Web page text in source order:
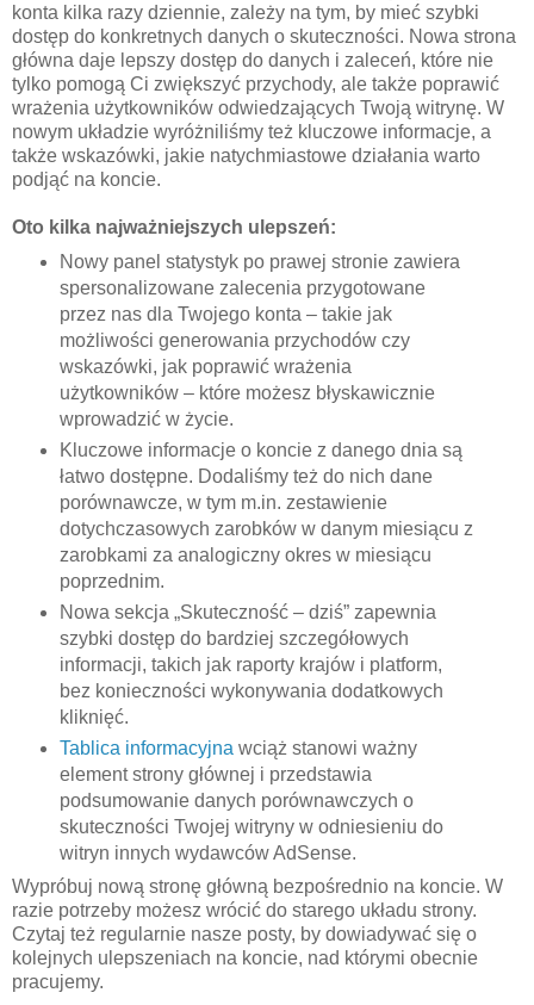
konta kilka razy dziennie, zależy na tym, by mieć szybki
dostęp do konkretnych danych o skuteczności. Nowa strona
główna daje lepszy dostęp do danych i zaleceń, które nie
tylko pomogą Ci zwiększyć przychody, ale także poprawić
wrażenia użytkowników odwiedzających Twoją witrynę. W
nowym układzie wyróżniliśmy też kluczowe informacje, a
także wskazówki, jakie natychmiastowe działania warto
podjąć na koncie.
Oto kilka najważniejszych ulepszeń:
Nowy panel statystyk po prawej stronie zawiera
spersonalizowane zalecenia przygotowane
przez nas dla Twojego konta – takie jak
możliwości generowania przychodów czy
wskazówki, jak poprawić wrażenia
użytkowników – które możesz błyskawicznie
wprowadzić w życie.
Kluczowe informacje o koncie z danego dnia są
łatwo dostępne. Dodaliśmy też do nich dane
porównawcze, w tym m.in. zestawienie
dotychczasowych zarobków w danym miesiącu z
zarobkami za analogiczny okres w miesiącu
poprzednim.
Nowa sekcja „Skuteczność – dziś” zapewnia
szybki dostęp do bardziej szczegółowych
informacji, takich jak raporty krajów i platform,
bez konieczności wykonywania dodatkowych
kliknięć.
Tablica informacyjna wciąż stanowi ważny
element strony głównej i przedstawia
podsumowanie danych porównawczych o
skuteczności Twojej witryny w odniesieniu do
witryn innych wydawców AdSense.
Wypróbuj nową stronę główną bezpośrednio na koncie. W
razie potrzeby możesz wrócić do starego układu strony.
Czytaj też regularnie nasze posty, by dowiadywać się o
kolejnych ulepszeniach na koncie, nad którymi obecnie
pracujemy.